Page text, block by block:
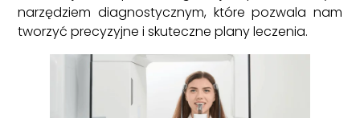
narzędziem diagnostycznym, które pozwala nam
tworzyć precyzyjne i skuteczne plany leczenia.